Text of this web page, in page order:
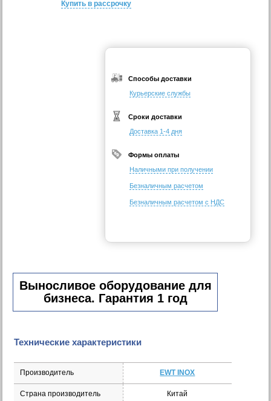
Купить в рассрочку
Способы доставки
Курьерские службы
Сроки доставки
Доставка 1-4 дня
Формы оплаты
Наличными при получении
Безналичным расчетом
Безналичным расчетом с НДС
Выносливое оборудование для
бизнеса. Гарантия 1 год
Технические характеристики
Производитель EWT INOX
Страна производитель Китай